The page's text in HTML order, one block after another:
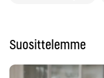
Suosittelemme